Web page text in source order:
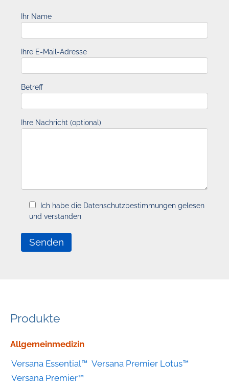
Ihr Name
Ihre E-Mail-Adresse
Betreff
Ihre Nachricht (optional)
Ich habe die Datenschutzbestimmungen gelesen
und verstanden
Produkte
Geräte
Kategorie
Allgemeinmedizin
Versana Essential™ Versana Premier Lotus™
Versana Premier™